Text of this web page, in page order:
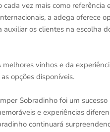
vez mais como
a adega oferece
os clientes na escolha
vinhos e da
opções disponíveis.
Sobradinho foi um
e experiências
continuará